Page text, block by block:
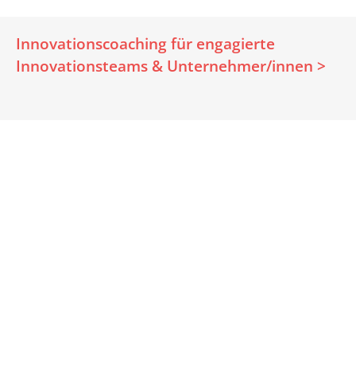
Innovationscoaching für engagierte
Innovationsteams & Unternehmer/innen >